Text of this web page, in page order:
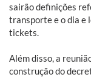
sairão definições
transporte e o dia e
tickets.
Além disso, a
construção do